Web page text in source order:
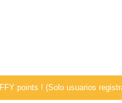
FFY points ! (Solo usuarios